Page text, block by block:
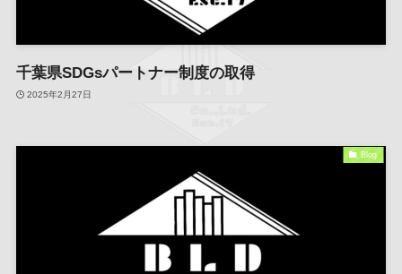
千葉県SDGsパートナー制度の取得
2025年2月27日
Blog